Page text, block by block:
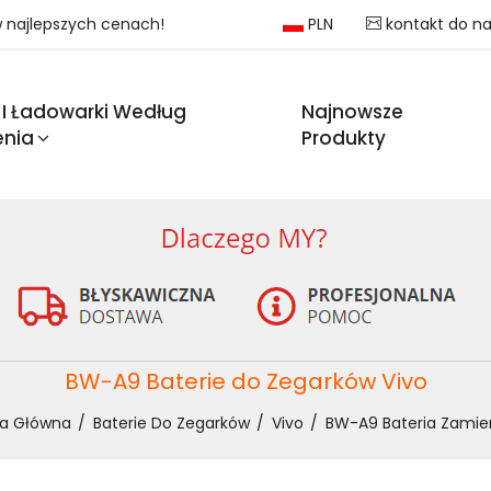
cenach! PLN kontakt do
Ładowarki Według
Najnowsze
Produkty
BW-A9 Baterie do Zegarków Vivo
Główna Baterie Do Zegarków Vivo BW-A9 Bateria